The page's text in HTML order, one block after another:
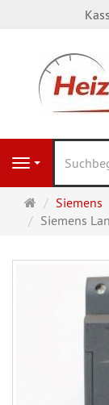
Navigation
Startseite
Siemens
Siemens